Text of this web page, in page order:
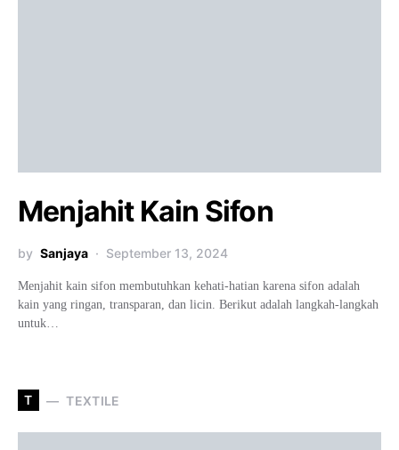
Menjahit Kain Sifon
by Sanjaya September 13, 2024
Menjahit kain sifon membutuhkan kehati-hatian karena sifon adalah
kain yang ringan, transparan, dan licin. Berikut adalah langkah-langkah
untuk…
T TEXTILE